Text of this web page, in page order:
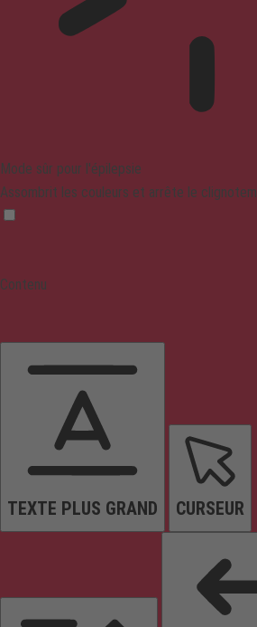
Mode sûr pour l'épilepsie
Assombrit les couleurs et arrête le
Contenu
TEXTE PLUS GRAND CURSEUR